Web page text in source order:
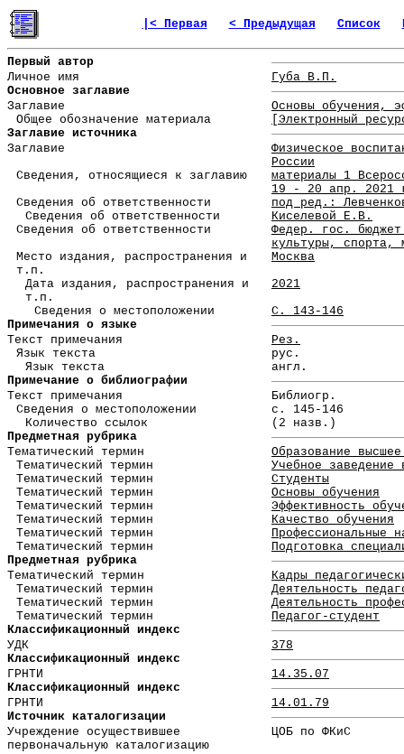
|< Первая < Предыдущая Список
Первый автор
Личное имя
Губа В.П.
Основное заглавие
Заглавие
Основы обучения,
Общее обозначение материала
[Электронный
Заглавие источника
Заглавие
Физическое
России
Сведения, относящиеся к заглавию
материалы 1
19 - 20 апр. 2021
Сведения об ответственности
под ред.:
Сведения об ответственности
Киселевой Е.В.
Сведения об ответственности
Федер. гос.
культуры, спорта,
Место издания, распространения и
т.п.
Москва
Дата издания, распространения и
т.п.
2021
Сведения о местоположении
С. 143-146
Примечания о языке
Текст примечания
Рез.
Язык текста
рус.
Язык текста
англ.
Примечание о библиографии
Текст примечания
Библиогр.
Сведения о местоположении
с. 145-146
Количество ссылок
(2 назв.)
Предметная рубрика
Тематический термин
Образование
Тематический термин
Учебное заведение
Тематический термин
Студенты
Тематический термин
Основы обучения
Тематический термин
Эффективность
Тематический термин
Качество обучения
Тематический термин
Профессиональные
Тематический термин
Подготовка
Предметная рубрика
Тематический термин
Кадры
Тематический термин
Деятельность
Тематический термин
Деятельность
Тематический термин
Педагог-студент
Классификационный индекс
УДК
378
Классификационный индекс
ГРНТИ
14.35.07
Классификационный индекс
ГРНТИ
14.01.79
Источник каталогизации
Учреждение осуществившее
первоначальную каталогизацию
ЦОБ по ФКиС